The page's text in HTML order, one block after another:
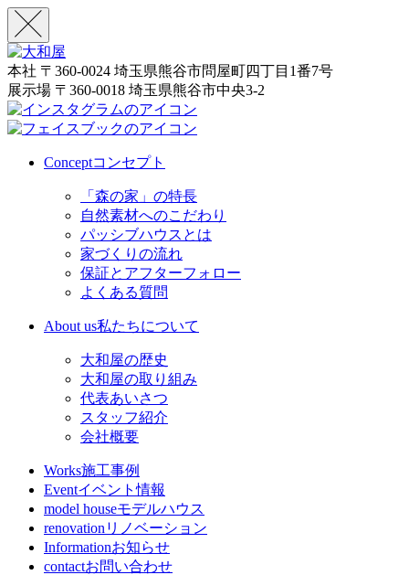
本社 〒360-0024 埼玉県熊谷市問屋町四丁目1番7号
展示場 〒360-0018 埼玉県熊谷市中央3-2
Conceptコンセプト
「森の家」の特長
自然素材へのこだわり
パッシブハウスとは
家づくりの流れ
保証とアフターフォロー
よくある質問
About us私たちについて
大和屋の歴史
大和屋の取り組み
代表あいさつ
スタッフ紹介
会社概要
Works施工事例
Eventイベント情報
model houseモデルハウス
renovation リノベーション
Informationお知らせ
contactお問い合わせ